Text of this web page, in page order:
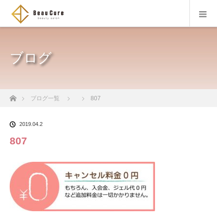
ブログ
ホームブログ一覧 807
2019.04.2
807